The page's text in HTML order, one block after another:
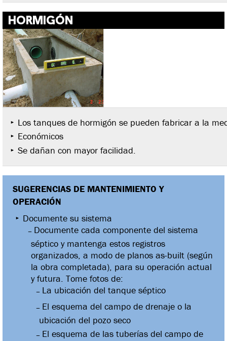
HORMIGÓN
Los tanques de hormigón se pueden fabricar a la
Económicos
Se dañan con mayor facilidad.
SUGERENCIAS DE MANTENIMIENTO Y
OPERACIÓN
Documente su sistema
Documente cada componente del sistema
séptico y mantenga estos registros
organizados, a modo de planos as-built (según
la obra completada), para su operación actual
y futura. Tome fotos de:
La ubicación del tanque séptico
El esquema del campo de drenaje o la
ubicación del pozo seco
El esquema de las tuberías del campo de